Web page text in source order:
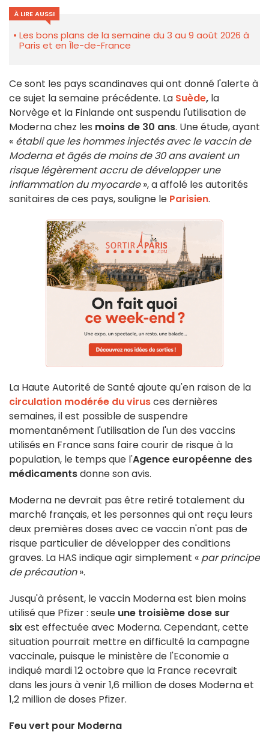
À LIRE AUSSI
Les bons plans de la semaine du 3 au 9 août 2026 à
Paris et en Île-de-France
Ce sont les pays scandinaves qui ont donné l'alerte à
ce sujet la semaine précédente. La Suède, la
Norvège et la Finlande ont suspendu l'utilisation de
Moderna chez les moins de 30 ans. Une étude, ayant
« établi que les hommes injectés avec le vaccin de
Moderna et âgés de moins de 30 ans avaient un
risque légèrement accru de développer une
inflammation du myocarde», a affolé les autorités
sanitaires de ces pays, souligne le Parisien.
La Haute Autorité de Santé ajoute qu'en raison de la
circulation modérée du virusces dernières
semaines, il est possible de suspendre
momentanément l'utilisation de l'un des vaccins
utilisés en France sans faire courir de risque à la
population, le temps que l'Agence européenne des
médicamentsdonne son avis.
Moderna ne devrait pas être retiré totalement du
marché français, et les personnes qui ont reçu leurs
deux premières doses avec ce vaccin n'ont pas de
risque particulier de développer des conditions
graves. La HAS indique agir simplement « par principe
de précaution».
Jusqu'à présent, le vaccin Moderna est bien moins
utilisé que Pfizer : seule une troisième dose sur
sixest effectuée avec Moderna. Cependant, cette
situation pourrait mettre en difficulté la campagne
vaccinale, puisque le ministère de l'Economie a
indiqué mardi 12 octobre que la France recevrait
dans les jours à venir 1,6 million de doses Moderna et
1,2 million de doses Pfizer.
Feu vert pour Moderna